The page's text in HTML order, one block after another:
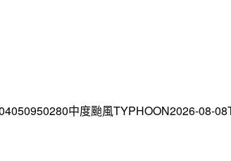
中度颱風TYPHOON2026-08-